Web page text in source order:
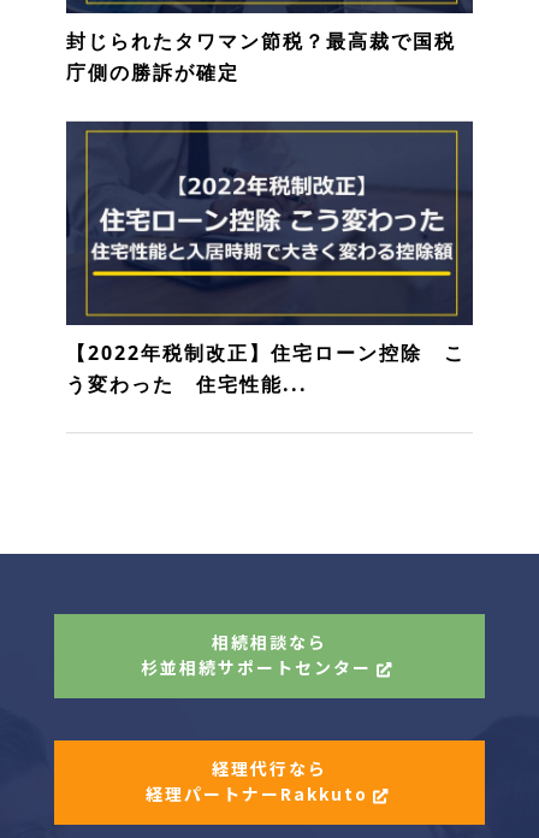
封じられたタワマン節税？最高裁で国税
庁側の勝訴が確定
【2022年税制改正】住宅ローン控除 こ
う変わった 住宅性能...
相続相談なら
杉並相続サポートセンター
経理代行なら
経理パートナーRakkuto